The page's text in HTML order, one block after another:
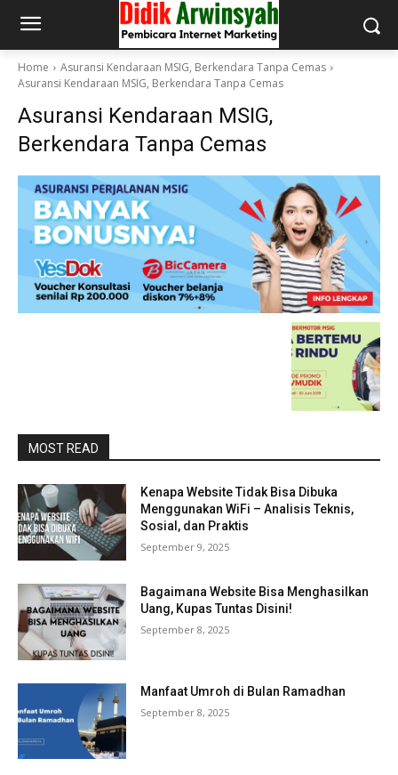
Home
Asuransi Kendaraan MSIG, Berkendara Tanpa Cemas
Asuransi Kendaraan MSIG, Berkendara Tanpa Cemas
Asuransi Kendaraan MSIG,
Berkendara Tanpa Cemas
MOST READ
Kenapa Website Tidak Bisa Dibuka
Menggunakan WiFi – Analisis Teknis,
Sosial, dan Praktis
September 9, 2025
Bagaimana Website Bisa Menghasilkan
Uang, Kupas Tuntas Disini!
September 8, 2025
Manfaat Umroh di Bulan Ramadhan
September 8, 2025